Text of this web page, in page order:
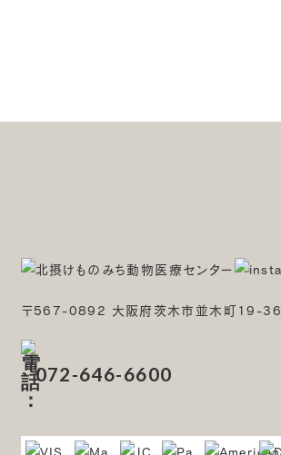
〒567-0892 大阪府茨木市並木町19-36
072-646-6600